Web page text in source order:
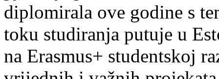
diplomirala ove godine s
toku studiranja putuje u
na Erasmus+ studentskoj